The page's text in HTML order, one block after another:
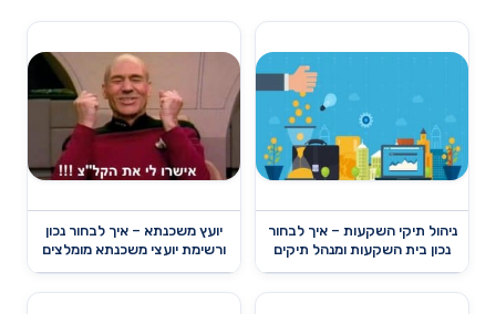
ניהול תיקי השקעות – איך לבחור
נכון בית השקעות ומנהל תיקים
יועץ משכנתא – איך לבחור נכון
ורשימת יועצי משכנתא מומלצים